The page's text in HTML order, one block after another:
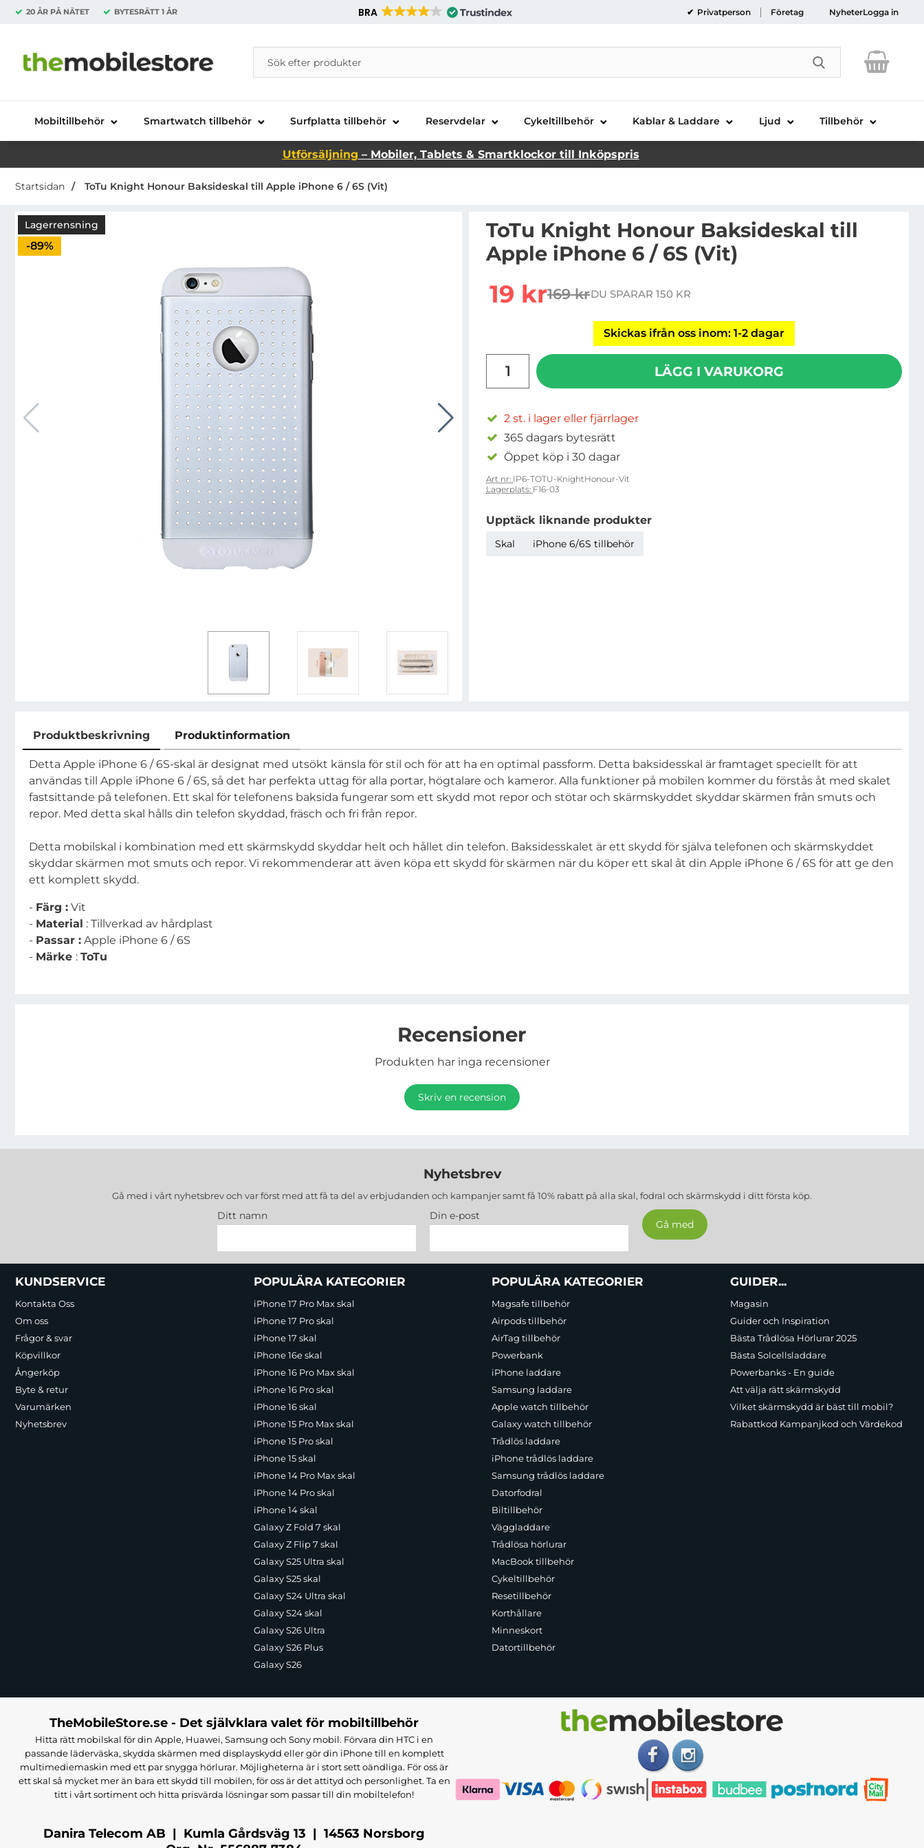
20 ÅR PÅ NÄTET BYTESRÄTT 1 ÅR BRA Privatperson Företag NyheterLogga in
Startsidan för Danira Telecom AB
Sök
Sök på Danira Telecom AB
Genomför
Mobiltillbehör Smartwatch tillbehör Surfplatta tillbehör Reservdelar Cykeltillbehör Kablar & Laddare Ljud Tillbehör
Utförsäljning – Mobiler, Tablets & Smartklockor till Inköpspris
Startsidan ToTu Knight Honour Baksideskal till Apple iPhone 6 / 6S (Vit)
Lagerrensning
Priset är nedsatt med
-89%
ToTu Knight Honour Baksideskal till
Apple iPhone 6 / 6S (Vit)
rea pris
19 krtidigare pris
169 krDU SPARAR 150 KR
Skickas ifrån oss inom: 1-2 dagar
LÄGG I VARUKORG
2 st. i lager eller fjärrlager
365 dagars bytesrätt
Öppet köp i 30 dagar
Art nr: IP6-TOTU-KnightHonour-Vit
Lagerplats: F16-03
Upptäck liknande produkter
Skal iPhone 6/6S tillbehör
Produktbeskrivning Produktinformation
Produktbeskrivning
Detta Apple iPhone 6 / 6S-skal är designat med utsökt känsla för stil och för att ha en optimal passform. Detta baksidesskal är framtaget speciellt för att
användas till Apple iPhone 6 / 6S, så det har perfekta uttag för alla portar, högtalare och kameror. Alla funktioner på mobilen kommer du förstås åt med skalet
fastsittande på telefonen. Ett skal för telefonens baksida fungerar som ett skydd mot repor och stötar och skärmskyddet skyddar skärmen från smuts och
repor. Med detta skal hålls din telefon skyddad, fräsch och fri från repor.
Detta mobilskal i kombination med ett skärmskydd skyddar helt och hållet din telefon. Baksidesskalet är ett skydd för själva telefonen och skärmskyddet
skyddar skärmen mot smuts och repor. Vi rekommenderar att även köpa ett skydd för skärmen när du köper ett skal åt din Apple iPhone 6 / 6S för att ge den
ett komplett skydd.
- Färg : Vit
- Material : Tillverkad av hårdplast
- Passar : Apple iPhone 6 / 6S
- Märke : ToTu
Recensioner
Produkten har inga recensioner
Skriv en recension
Nyhetsbrev
Gå med i vårt nyhetsbrev och var först med att få ta del av erbjudanden och kampanjer samt få 10% rabatt på alla skal, fodral och skärmskydd i ditt första köp.
Ditt namn Din e-post
Sidfot Blandad info och länkar
KUNDSERVICE
Kontakta Oss
Om oss
Frågor & svar
Köpvillkor
Ångerköp
Byte & retur
Varumärken
Nyhetsbrev
POPULÄRA KATEGORIER
iPhone 17 Pro Max skal
iPhone 17 Pro skal
iPhone 17 skal
iPhone 16e skal
iPhone 16 Pro Max skal
iPhone 16 Pro skal
iPhone 16 skal
iPhone 15 Pro Max skal
iPhone 15 Pro skal
iPhone 15 skal
iPhone 14 Pro Max skal
iPhone 14 Pro skal
iPhone 14 skal
Galaxy Z Fold 7 skal
Galaxy Z Flip 7 skal
Galaxy S25 Ultra skal
Galaxy S25 skal
Galaxy S24 Ultra skal
Galaxy S24 skal
Galaxy S26 Ultra
Galaxy S26 Plus
Galaxy S26
POPULÄRA KATEGORIER
Magsafe tillbehör
Airpods tillbehör
AirTag tillbehör
Powerbank
iPhone laddare
Samsung laddare
Apple watch tillbehör
Galaxy watch tillbehör
Trådlös laddare
iPhone trådlös laddare
Samsung trådlös laddare
Datorfodral
Biltillbehör
Väggladdare
Trådlösa hörlurar
MacBook tillbehör
Cykeltillbehör
Resetillbehör
Korthållare
Minneskort
Datortillbehör
GUIDER...
Magasin
Guider och Inspiration
Bästa Trådlösa Hörlurar 2025
Bästa Solcellsladdare
Powerbanks - En guide
Att välja rätt skärmskydd
Vilket skärmskydd är bäst till mobil?
Rabattkod Kampanjkod och Värdekod
TheMobileStore.se - Det självklara valet för mobiltillbehör
Hitta rätt mobilskal för din Apple, Huawei, Samsung och Sony mobil. Förvara din HTC i en
passande läderväska, skydda skärmen med displayskydd eller gör din iPhone till en komplett
multimediemaskin med ett par snygga hörlurar. Möjligheterna är i stort sett oändliga. För oss är
ett skal så mycket mer än bara ett skydd till mobilen, för oss är det attityd och personlighet. Ta en
titt i vårt sortiment och hitta prisvärda lösningar som passar till din mobiltelefon!
Danira Telecom AB | Kumla Gårdsväg 13 | 14563 Norsborg